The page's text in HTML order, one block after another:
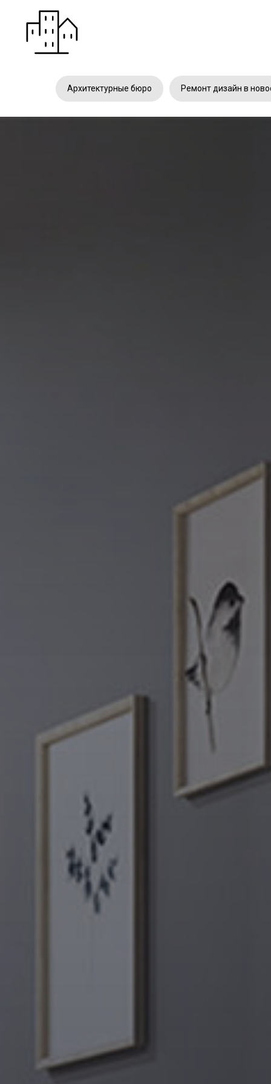
Архитектурные бюро Ремонт дизайн в